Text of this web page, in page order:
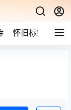
怀旧标签 网